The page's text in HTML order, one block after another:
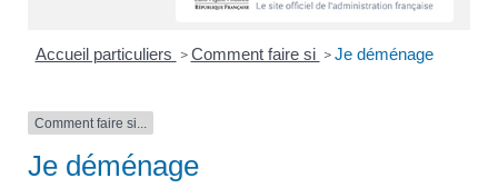
Accueil particuliers > Comment faire si > Je déménage
Comment faire si...
Je déménage